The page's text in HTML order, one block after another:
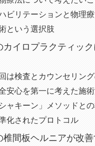
ビリテーションと物理
という選択肢
カイロプラクティッ
は検査とカウンセリン
安心を第一に考えた施
シャキーン」メソッドと
化されたプロトコル
椎間板ヘルニアが改